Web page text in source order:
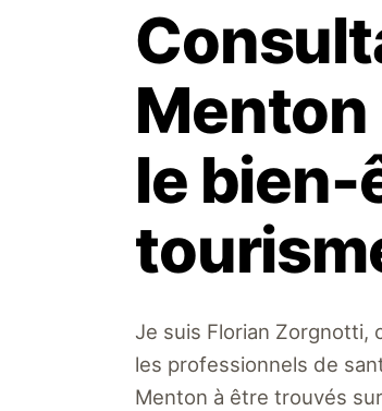
Menton
le bien-
Je suis Florian Zorgnotti,
les professionnels de
Menton à être trouvés